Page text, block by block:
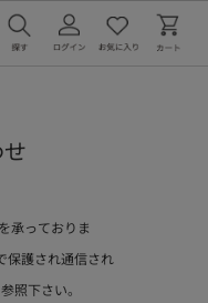
承っておりま
保護され通信され
照下さい。